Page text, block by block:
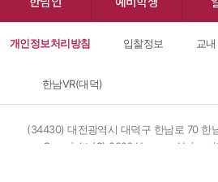
개인정보처리방침 입찰정보 교
한남VR(대덕)
(34430) 대전광역시 대덕구 한남로 70 한
Copyright (C) 2026 Hannam